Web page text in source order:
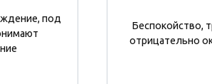
под
Беспокойство,
отрицательно